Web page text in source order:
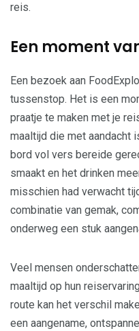
reis.
Een moment
Een bezoek aan
tussenstop. Het is een
praatje te maken met je
maaltijd die met aandacht
bord vol vers bereide
smaakt en het drinken
misschien had verwacht
combinatie van gemak,
onderweg een stuk
Veel mensen
maaltijd op hun
route kan het verschil
een aangename,